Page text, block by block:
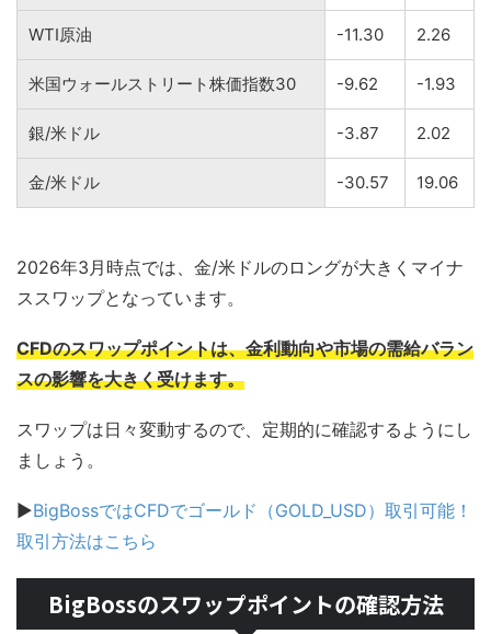
WTI原油 -11.30 2.26
米国ウォールストリート株価指数30 -9.62 -1.93
銀/米ドル -3.87 2.02
金/米ドル -30.57 19.06
2026年3月時点では、金/米ドルのロングが大きくマイナ
ススワップとなっています。
CFDのスワップポイントは、金利動向や市場の需給バラン
スの影響を大きく受けます。
スワップは日々変動するので、定期的に確認するようにし
ましょう。
▶BigBossではCFDでゴールド（GOLD_USD）取引可能！
取引方法はこちら
BigBossのスワップポイントの確認方法